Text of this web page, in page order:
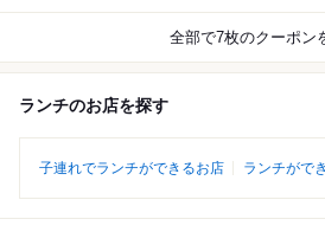
全部で7枚のクーポン
ランチのお店を探す
子連れでランチができるお店 ランチがで